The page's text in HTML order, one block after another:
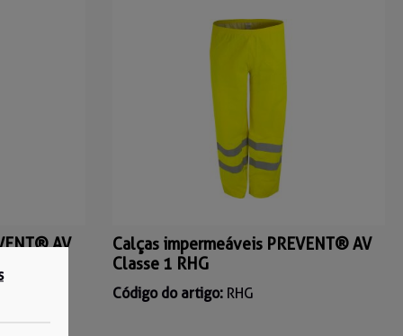
AV
Calças impermeáveis PREVENT® AV
Classe 1 RHG
Código do artigo: RHG